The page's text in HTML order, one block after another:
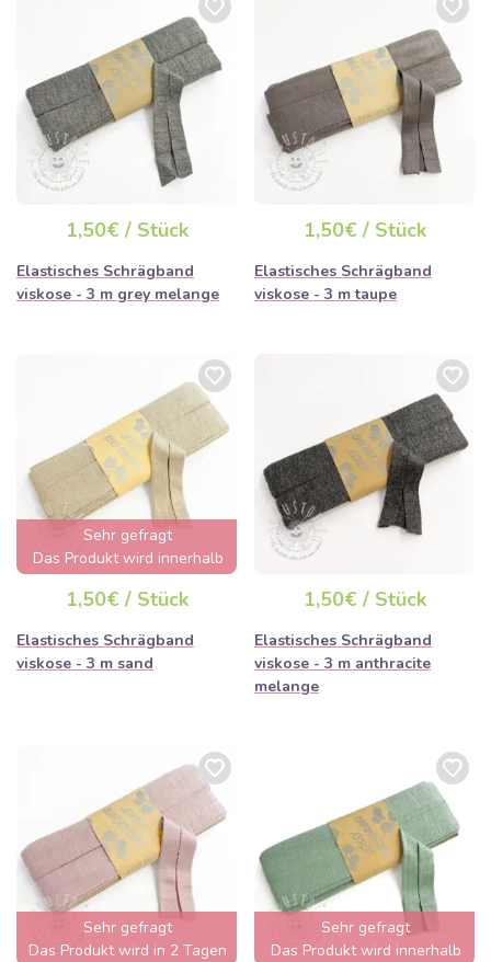
1,50€ / Stück
Elastisches Schrägband
viskose - 3 m grey melange
1,50€ / Stück
Elastisches Schrägband
viskose - 3 m taupe
Sehr gefragt
Das Produkt wird innerhalb
von wenigen Stunden
ausverkauft sein
1,50€ / Stück
Elastisches Schrägband
viskose - 3 m sand
1,50€ / Stück
Elastisches Schrägband
viskose - 3 m anthracite
melange
Sehr gefragt
Das Produkt wird in 2 Tagen
Sehr gefragt
Das Produkt wird innerhalb